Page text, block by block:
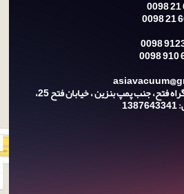
نشانی: تهران، بزرگراه فتح، جنب پمپ بنزین ، خیابان فتح 25،